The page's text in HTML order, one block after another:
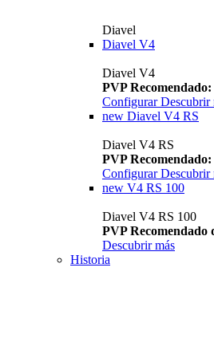
Diavel
Diavel V4
Diavel V4
PVP Recomendado:
Configurar Descubrir
new Diavel V4 RS
Diavel V4 RS
PVP Recomendado:
Configurar Descubrir
new V4 RS 100
Diavel V4 RS 100
PVP Recomendado
Descubrir más
Historia